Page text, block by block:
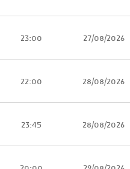
27/08/2026
23:00
28/08/2026
22:00
28/08/2026
23:45